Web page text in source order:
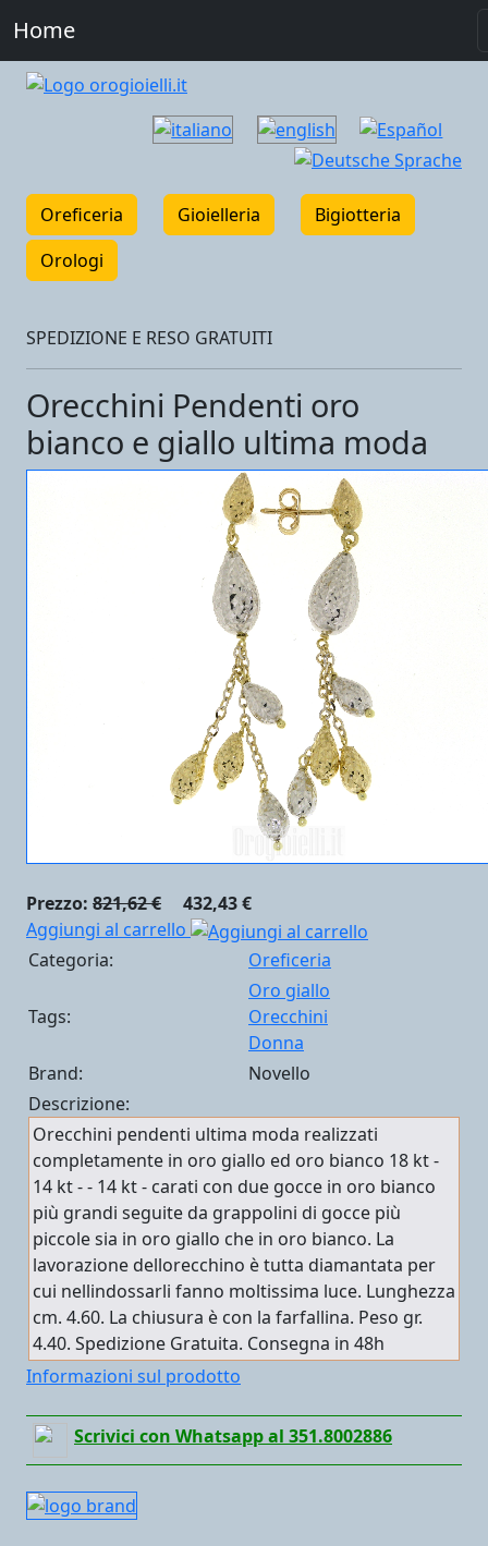
Home
Oreficeria Gioielleria
Bigiotteria
Orologi
SPEDIZIONE E RESO GRATUITI
Orecchini Pendenti oro
bianco e giallo ultima moda
Prezzo: 821,62 €
432,43 €
Aggiungi al carrello
Categoria:
Oreficeria
Tags:
Oro giallo
Orecchini
Donna
Brand:
Novello
Descrizione:
Orecchini pendenti ultima moda realizzati
completamente in oro giallo ed oro bianco 18 kt -
14 kt - - 14 kt - carati con due gocce in oro bianco
più grandi seguite da grappolini di gocce più
piccole sia in oro giallo che in oro bianco. La
lavorazione dellorecchino è tutta diamantata per
cui nellindossarli fanno moltissima luce. Lunghezza
cm. 4.60. La chiusura è con la farfallina. Peso gr.
4.40. Spedizione Gratuita. Consegna in 48h
Informazioni sul prodotto
Scrivici con Whatsapp al 351.8002886